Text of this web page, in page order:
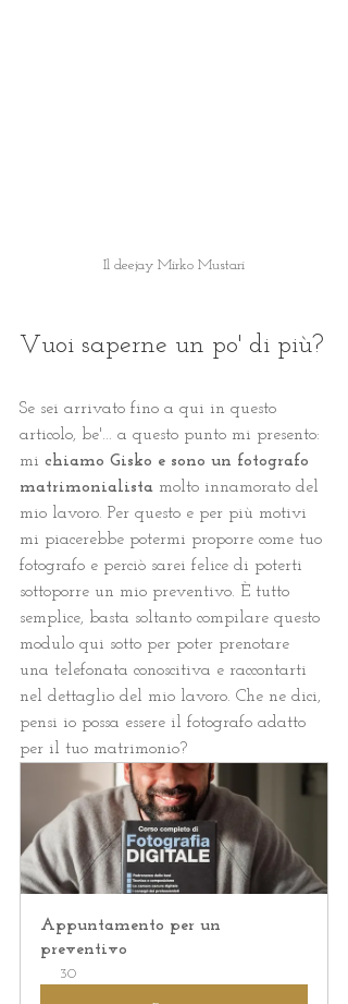
Il deejay Mirko Mustari
Vuoi saperne un po' di più?
Se sei arrivato fino a qui in questo
articolo, be'... a questo punto mi presento:
mi chiamo Gisko e sono un fotografo
matrimonialista molto innamorato del
mio lavoro. Per questo e per più motivi
mi piacerebbe potermi proporre come tuo
fotografo e perciò sarei felice di poterti
sottoporre un mio preventivo. È tutto
semplice, basta soltanto compilare questo
modulo qui sotto per poter prenotare
una telefonata conoscitiva e raccontarti
nel dettaglio del mio lavoro. Che ne dici,
pensi io possa essere il fotografo adatto
per il tuo matrimonio?
Appuntamento per un
preventivo
30